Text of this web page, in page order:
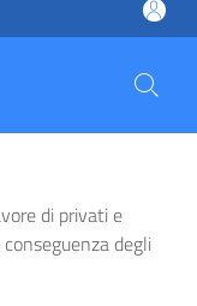
dei
di privati e
degli